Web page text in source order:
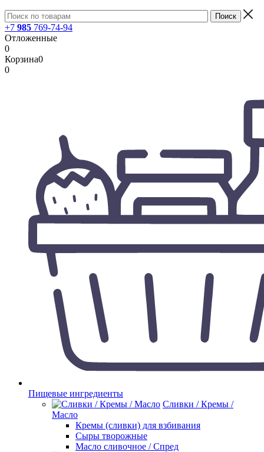
+7 985 769-74-94
Отложенные
0
Корзина0
0
Пищевые ингредиенты
Сливки / Кремы /
Масло
Кремы (сливки) для взбивания
Сыры творожные
Масло сливочное / Спред